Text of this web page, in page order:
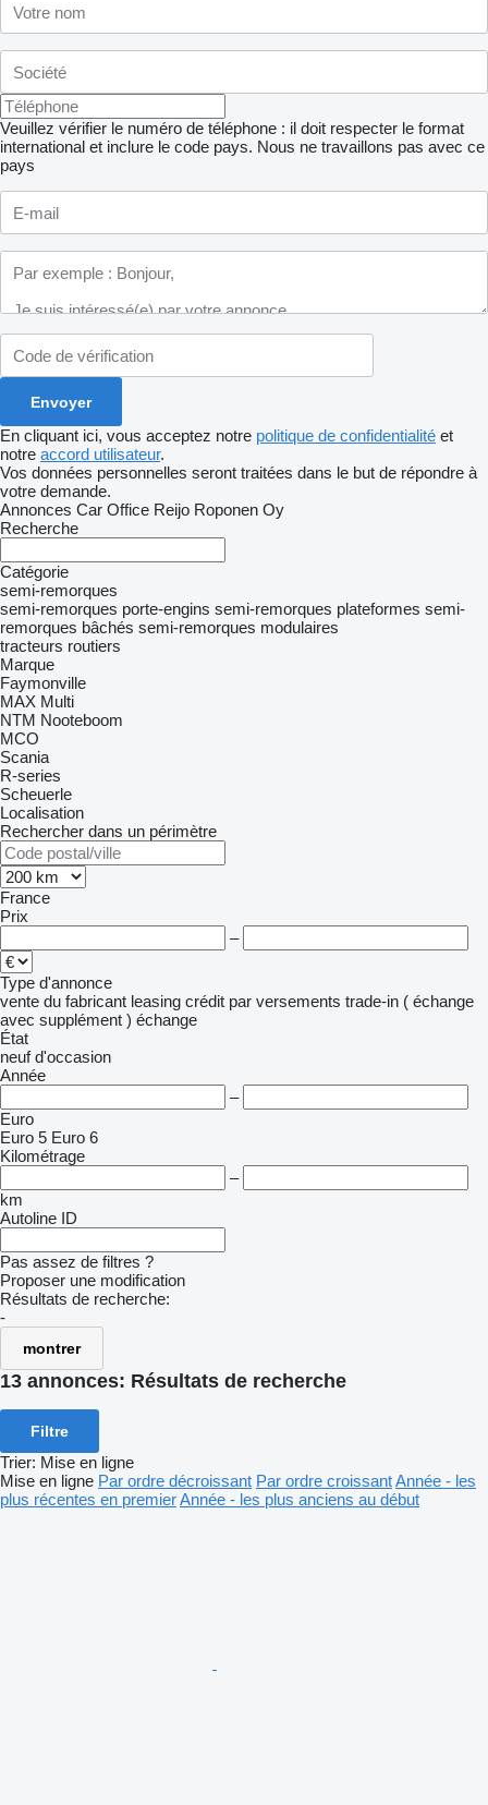
Veuillez vérifier le numéro de téléphone : il doit respecter le format
international et inclure le code pays. Nous ne travaillons pas avec ce
pays
En cliquant ici, vous acceptez notre politique de confidentialité et
notre accord utilisateur.
Vos données personnelles seront traitées dans le but de répondre à
votre demande.
Annonces Car Office Reijo Roponen Oy
Recherche
Catégorie
semi-remorques
semi-remorques porte-engins semi-remorques plateformes semi-
remorques bâchés semi-remorques modulaires
tracteurs routiers
Marque
Faymonville
MAX Multi
NTM Nooteboom
MCO
Scania
R-series
Scheuerle
Localisation
Rechercher dans un périmètre
France
Prix
–
Type d'annonce
vente du fabricant leasing crédit par versements trade-in ( échange
avec supplément ) échange
État
neuf d'occasion
Année
–
Euro
Euro 5 Euro 6
Kilométrage
–
km
Autoline ID
Pas assez de filtres ?
Proposer une modification
Résultats de recherche:
-
montrer
13 annonces: Résultats de recherche
Filtre
Trier: Mise en ligne
Mise en ligne Par ordre décroissant Par ordre croissantAnnée - les
plus récentes en premierAnnée - les plus anciens au début